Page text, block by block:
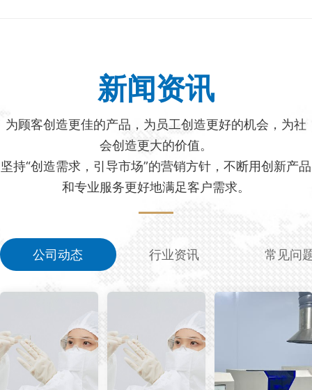
新闻资讯
为顾客创造更佳的产品，为员工创造更好的机会，为社
会创造更大的价值。
坚持“创造需求，引导市场”的营销方针，不断用创新产品
和专业服务更好地满足客户需求。
公司动态 行业资讯 常见问